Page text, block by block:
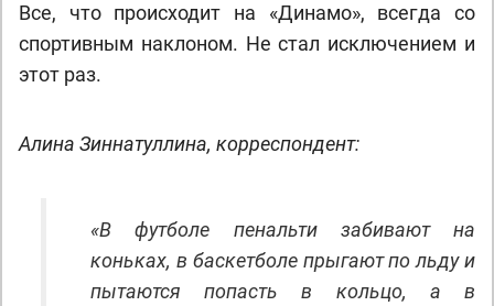
Все, что происходит на «Динамо», всегда со
спортивным наклоном. Не стал исключением и
этот раз.
Алина Зиннатуллина, корреспондент:
«В футболе пенальти забивают на
коньках, в баскетболе прыгают по льду и
пытаются попасть в кольцо, а в